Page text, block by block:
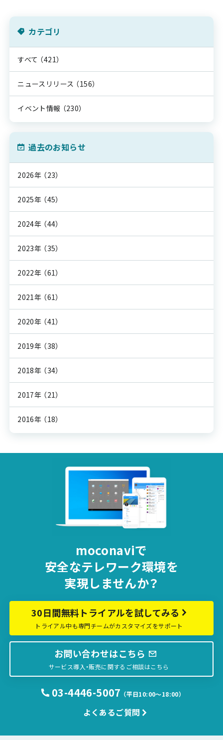
カテゴリ
すべて （421）
ニュースリリース （156）
イベント情報 （230）
過去のお知らせ
2026年 （23）
2025年 （45）
2024年 （44）
2023年 （35）
2022年 （61）
2021年 （61）
2020年 （41）
2019年 （38）
2018年 （34）
2017年 （21）
2016年 （18）
moconaviで
安全なテレワーク環境を
実現しませんか？
30日間無料トライアルを試してみる
トライアル中も専門チームがカスタマイズをサポート
お問い合わせはこちら
サービス導入・販売に関するご相談はこちら
03-4446-5007 （平日10:00〜18:00）
よくあるご質問